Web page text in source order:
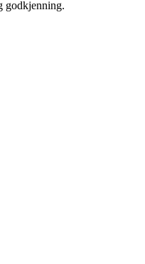
godkjenning.